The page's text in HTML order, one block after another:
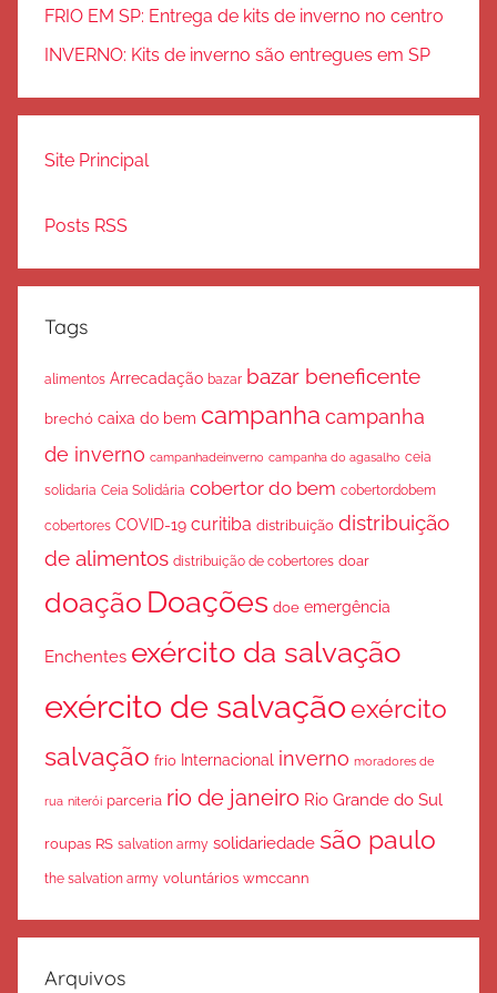
FRIO EM SP: Entrega de kits de inverno no centro
INVERNO: Kits de inverno são entregues em SP
Site Principal
Posts RSS
Tags
alimentos Arrecadação bazar bazar beneficente
brechó caixa do bem campanha campanha
de inverno campanhadeinverno campanha do agasalho ceia
solidaria Ceia Solidária cobertor do bem cobertordobem
cobertores COVID-19 curitiba distribuição distribuição
de alimentos distribuição de cobertores doar
doação Doações doe emergência
Enchentes exército da salvação
exército de salvaçãoexército
salvação frio Internacional inverno moradores de
rua niterói parceria rio de janeiro Rio Grande do Sul
roupas RS salvation army solidariedade são paulo
the salvation army voluntários wmccann
Arquivos